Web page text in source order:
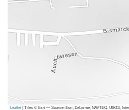
Leaflet| Tiles © Esri — Source: Esri, DeLorme, NAVTEQ, USGS,